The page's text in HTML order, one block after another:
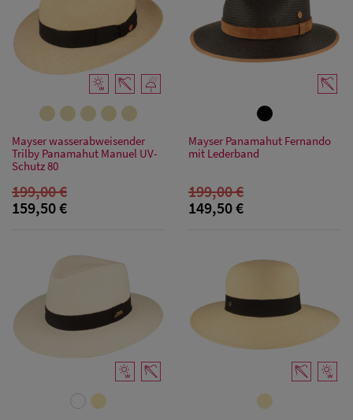
Damen
Damen UV-
Schutz Caps
Bandana Caps
Damen
Mayser wasserabweisender
Trilby Panamahut Manuel UV-
Schutz 80
199,00 €
159,50 €
Mayser Panamahut Fernando
mit Lederband
199,00 €
149,50 €